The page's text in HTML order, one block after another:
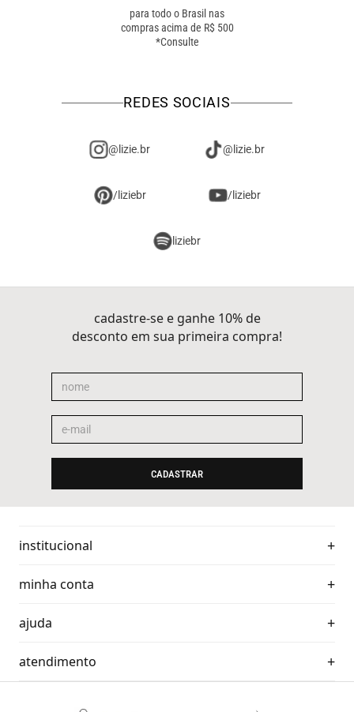
para todo o Brasil nas
compras acima de R$ 500
*Consulte
REDES SOCIAIS
@lizie.br @lizie.br
/liziebr /liziebr
liziebr
cadastre-se e ganhe 10% de
desconto em sua primeira compra!
CADASTRAR
institucional
minha conta
ajuda
atendimento